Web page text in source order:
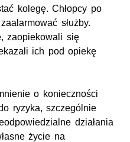
kolegę. Chłopcy po
służby.
zaopiekowali się
ich pod opiekę
o konieczności
ryzyka, szczególnie
działania
życie na